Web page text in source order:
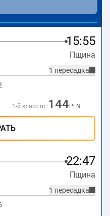
15:55
Пщина
1 пересадка
1-й класс от: 144 PLN
22:47
Пщина
1 пересадка